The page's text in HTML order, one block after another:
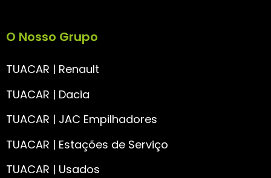
O Nosso Grupo
TUACAR | Renault
TUACAR | Dacia
TUACAR | JAC Empilhadores
TUACAR | Estações de Serviço
TUACAR | Usados